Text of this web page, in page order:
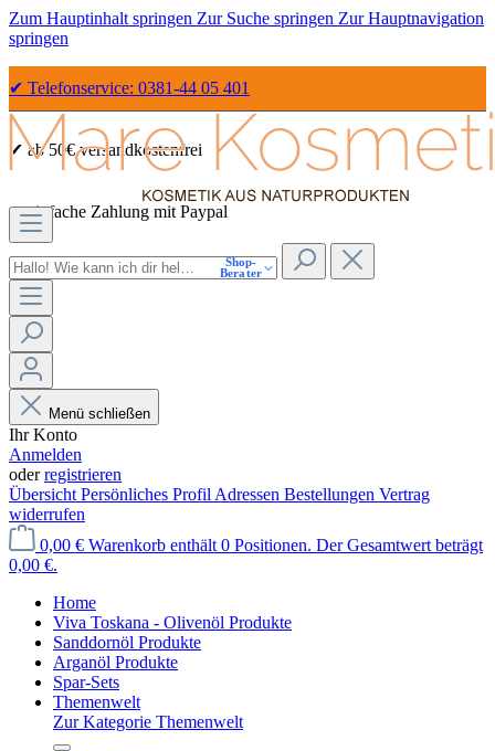
Zum Hauptinhalt springen Zur Suche springen Zur Hauptnavigation
springen
✔ Telefonservice: 0381-44 05 401
✔ ab 50€ versandkostenfrei
✔ einfache Zahlung mit Paypal
✔ Sicher Einkaufen dank SSL
Shop-
Berater
Menü schließen
Ihr Konto
Anmelden
oderregistrieren
Übersicht Persönliches Profil Adressen Bestellungen Vertrag
widerrufen
0,00 € Warenkorb enthält 0 Positionen. Der Gesamtwert beträgt
0,00 €.
Home
Viva Toskana - Olivenöl Produkte
Sanddornöl Produkte
Arganöl Produkte
Spar-Sets
Themenwelt
Zur Kategorie Themenwelt